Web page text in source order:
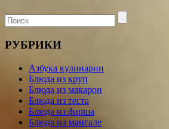
РУБРИКИ
Азбука кулинарии
Блюда из круп
Блюда из макарон
Блюда из теста
Блюда из фарша
Блюда на мангале